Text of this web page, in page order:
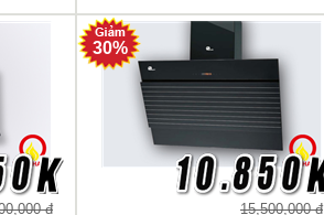
đ
30%
15,500,000 đ